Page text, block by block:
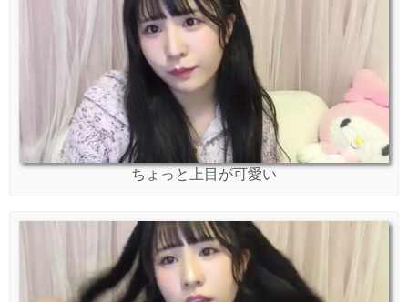
ちょっと上目が可愛い